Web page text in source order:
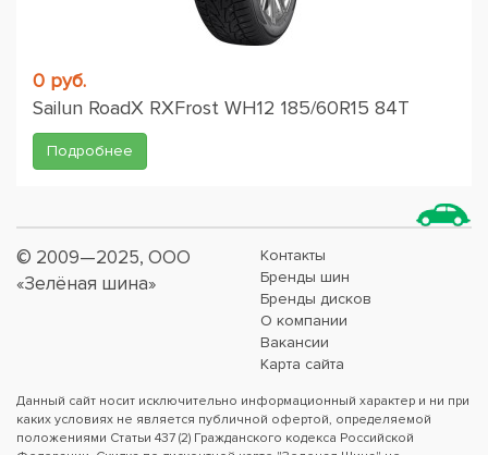
0 руб.
Sailun RoadX RXFrost WH12 185/60R15 84T
Подробнее
© 2009—2025, ООО
«Зелёная шина»
Контакты
Бренды шин
Бренды дисков
О компании
Вакансии
Карта сайта
Данный сайт носит исключительно информационный характер и ни при
каких условиях не является публичной офертой, определяемой
положениями Статьи 437 (2) Гражданского кодекса Российской